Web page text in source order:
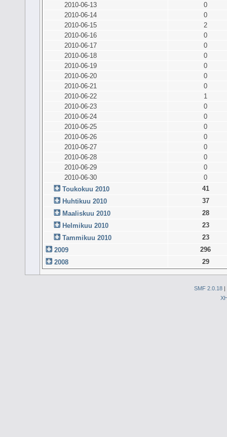
2010-06-13
0
2010-06-14
0
2010-06-15
2
2010-06-16
0
2010-06-17
0
2010-06-18
0
2010-06-19
0
2010-06-20
0
2010-06-21
0
2010-06-22
1
2010-06-23
0
2010-06-24
0
2010-06-25
0
2010-06-26
0
2010-06-27
0
2010-06-28
0
2010-06-29
0
2010-06-30
0
Toukokuu 2010
41
Huhtikuu 2010
37
Maaliskuu 2010
28
Helmikuu 2010
23
Tammikuu 2010
23
2009
296
2008
29
SMF 2.0.18 |